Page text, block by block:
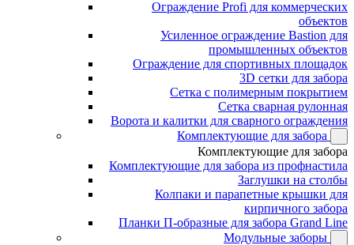
Ограждение Profi для коммерческих
объектов
Усиленное ограждение Bastion для
промышленных объектов
Ограждение для спортивных площадок
3D сетки для забора
Сетка с полимерным покрытием
Сетка сварная рулонная
Ворота и калитки для сварного ограждения
Комплектующие для забора
Комплектующие для забора
Комплектующие для забора из профнастила
Заглушки на столбы
Колпаки и парапетные крышки для
кирпичного забора
Планки П-образные для забора Grand Line
Модульные заборы